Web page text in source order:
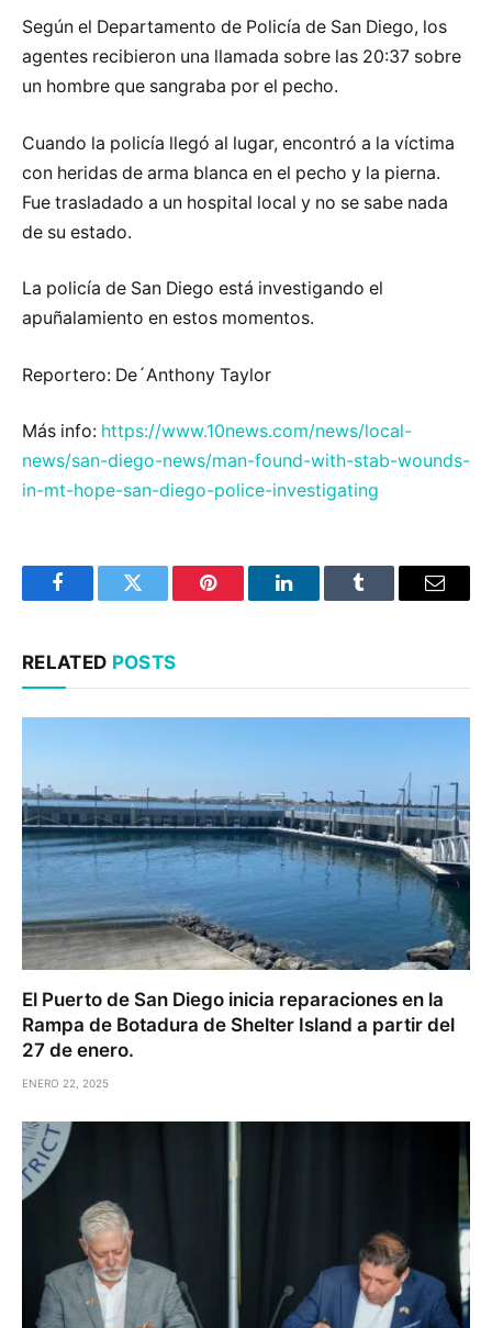
Según el Departamento de Policía de San Diego, los
agentes recibieron una llamada sobre las 20:37 sobre
un hombre que sangraba por el pecho.
Cuando la policía llegó al lugar, encontró a la víctima
con heridas de arma blanca en el pecho y la pierna.
Fue trasladado a un hospital local y no se sabe nada
de su estado.
La policía de San Diego está investigando el
apuñalamiento en estos momentos.
Reportero: De´Anthony Taylor
Más info: https://www.10news.com/news/local-
news/san-diego-news/man-found-with-stab-wounds-
in-mt-hope-san-diego-police-investigating
FacebookTwitter Pinterest LinkedInTumblr Email
RELATED POSTS
El Puerto de San Diego inicia reparaciones en la
Rampa de Botadura de Shelter Island a partir del
27 de enero.
ENERO 22, 2025